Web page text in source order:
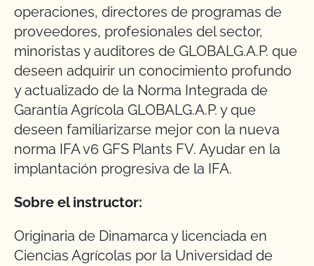
operaciones, directores de programas de
proveedores, profesionales del sector,
minoristas y auditores de GLOBALG.A.P. que
deseen adquirir un conocimiento profundo
y actualizado de la Norma Integrada de
Garantía Agrícola GLOBALG.A.P. y que
deseen familiarizarse mejor con la nueva
norma IFA v6 GFS Plants FV. Ayudar en la
implantación progresiva de la IFA.
Sobre el instructor:
Originaria de Dinamarca y licenciada en
Ciencias Agrícolas por la Universidad de